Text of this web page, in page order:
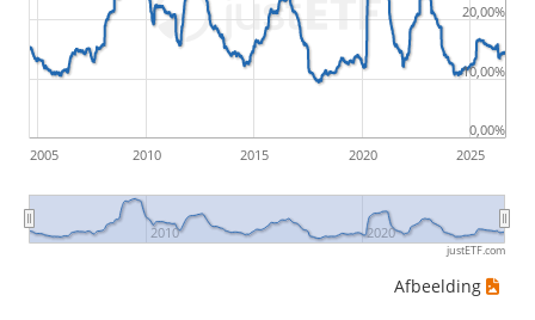
would be (5€ - 10€)/10€ = -50%.
ETF-rendementen zijn inclusief dividenduitkeringen
2005 2010 2015 2020 2025
2010 2020
0,00%
10,00%
20,00%
justETF.com
Afbeelding